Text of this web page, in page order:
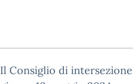
Il Consiglio di